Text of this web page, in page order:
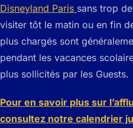
Disneyland Paris sans trop
visiter tôt le matin ou en fin
plus chargés sont
pendant les vacances
plus sollicités par les Guests.
Pour en savoir plus sur
consultez notre calendrier